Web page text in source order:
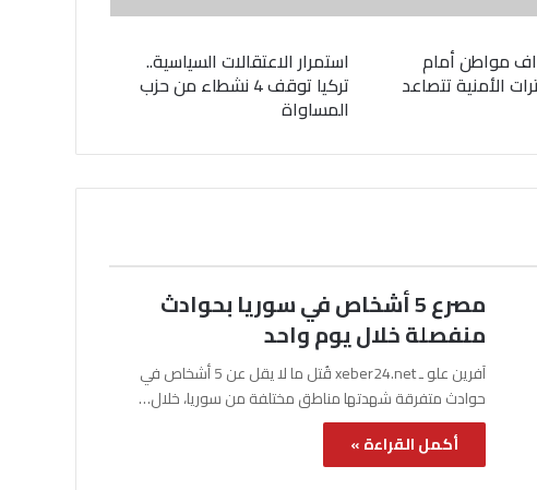
مواطن أمام
الأمنية تتصاعد
استمرار الاعتقالات السياسية..
تركيا توقف 4 نشطاء من حزب
المساواة
مصرع 5 أشخاص في سوريا بحوادث
منفصلة خلال يوم واحد
آفرين علو ـ xeber24.net قُتل ما لا يقل عن 5 أشخاص في
حوادث متفرقة شهدتها مناطق مختلفة من سوريا، خلال…
أكمل القراءة »